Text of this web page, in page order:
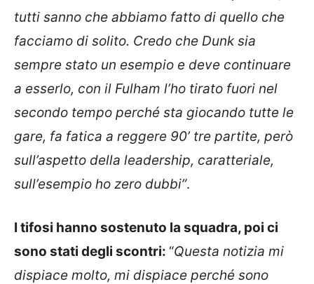
tutti sanno che abbiamo fatto di quello che
facciamo di solito. Credo che Dunk sia
sempre stato un esempio e deve continuare
a esserlo, con il Fulham l’ho tirato fuori nel
secondo tempo perché sta giocando tutte le
gare, fa fatica a reggere 90’ tre partite, però
sull’aspetto della leadership, caratteriale,
sull’esempio ho zero dubbi”.
I tifosi hanno sostenuto la squadra, poi ci
sono stati degli scontri: “Questa notizia mi
dispiace molto, mi dispiace perché sono